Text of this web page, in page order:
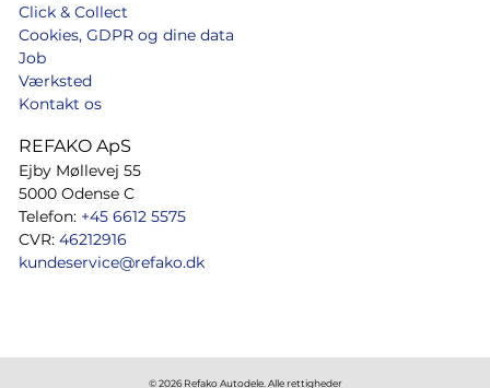
Click & Collect
Cookies, GDPR og dine data
Job
Værksted
Kontakt os
REFAKO ApS
Ejby Møllevej 55
5000 Odense C
Telefon: +45 6612 5575
CVR: 46212916
kundeservice@refako.dk
© 2026 Refako Autodele. Alle rettigheder